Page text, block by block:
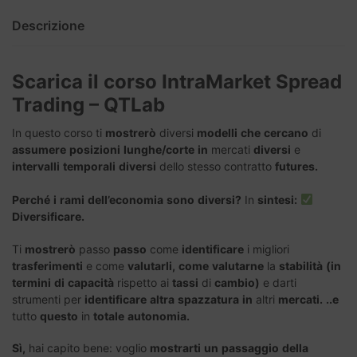
Descrizione
Scarica il corso IntraMarket Spread
Trading – QTLab
In questo corso ti mostrerò diversi modelli che cercano di
assumere posizioni lunghe/corte in mercati diversi e
intervalli temporali diversi dello stesso contratto futures.
Perché i rami dell’economia sono diversi? In sintesi:
Diversificare.
Ti mostrerò passo passo come identificare i migliori
trasferimenti e come valutarli, come valutarne la stabilità (in
termini di capacità rispetto ai tassi di cambio) e darti
strumenti per identificare altra spazzatura in altri mercati. ..e
tutto questo in totale autonomia.
Sì, hai capito bene: voglio mostrarti un passaggio della